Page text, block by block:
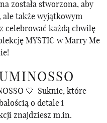
została stworzona, aby
także wyjątkowym
celebrować każdą chwilę
MYSTIC w Marry Me
🤍 Suknie, które
o detale i
znajdziesz m.in.